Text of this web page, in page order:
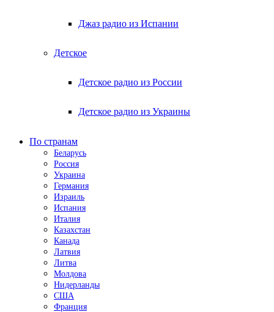
Джаз радио из Испании
Детское
Детское радио из России
Детское радио из Украины
По странам
Беларусь
Россия
Украина
Германия
Израиль
Испания
Италия
Казахстан
Канада
Латвия
Литва
Молдова
Нидерланды
США
Франция